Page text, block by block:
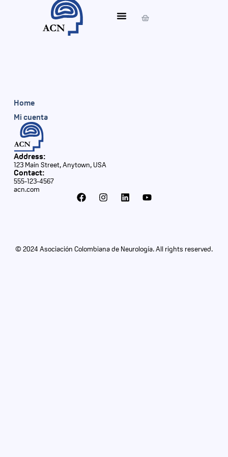
Address:
123 Main Street, Anytown, USA
Contact:
555-123-4567
acn.com
Home
Mi cuenta
© 2024 Asociación Colombiana de Neurología. All rights reserved.